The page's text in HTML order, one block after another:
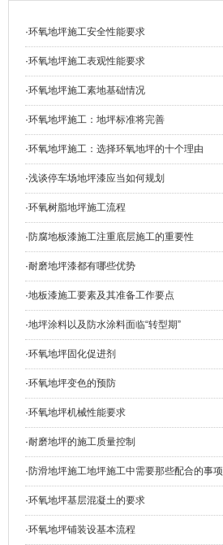
·环氧地坪施工安全性能要求
·环氧地坪施工表观性能要求
·环氧地坪施工素地基础情况
·环氧地坪施工：地坪标准将完善
·环氧地坪施工：选择环氧地坪的十个理由
·浅谈停车场地坪漆应当如何规划
·环氧树脂地坪施工流程
·防腐地板漆施工注重底层施工的重要性
·耐磨地坪漆都有哪些优势
·地板漆施工要素及其准备工作要点
·地坪涂料以及防水涂料面临“转型期”
·环氧地坪固化促进剂
·环氧地坪变色的预防
·环氧地坪机械性能要求
·耐磨地坪的施工质量控制
·防滑地坪施工地坪施工中需要那些配合的事项
·环氧地坪基层混凝土的要求
·环氧地坪铺装设基本流程